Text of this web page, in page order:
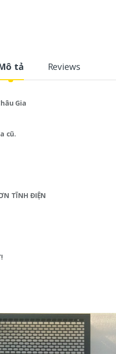
tả Reviews
Gia
cũ.
TĨNH ĐIỆN